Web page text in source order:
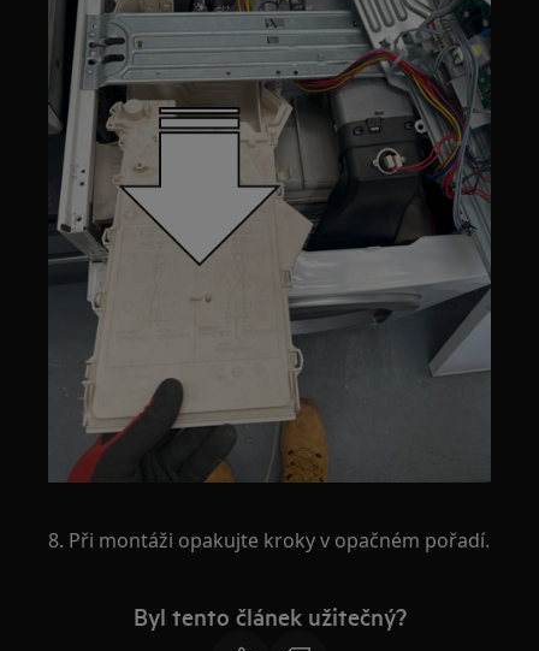
8. Při montáži opakujte kroky v opačném pořadí.
Byl tento článek užitečný?